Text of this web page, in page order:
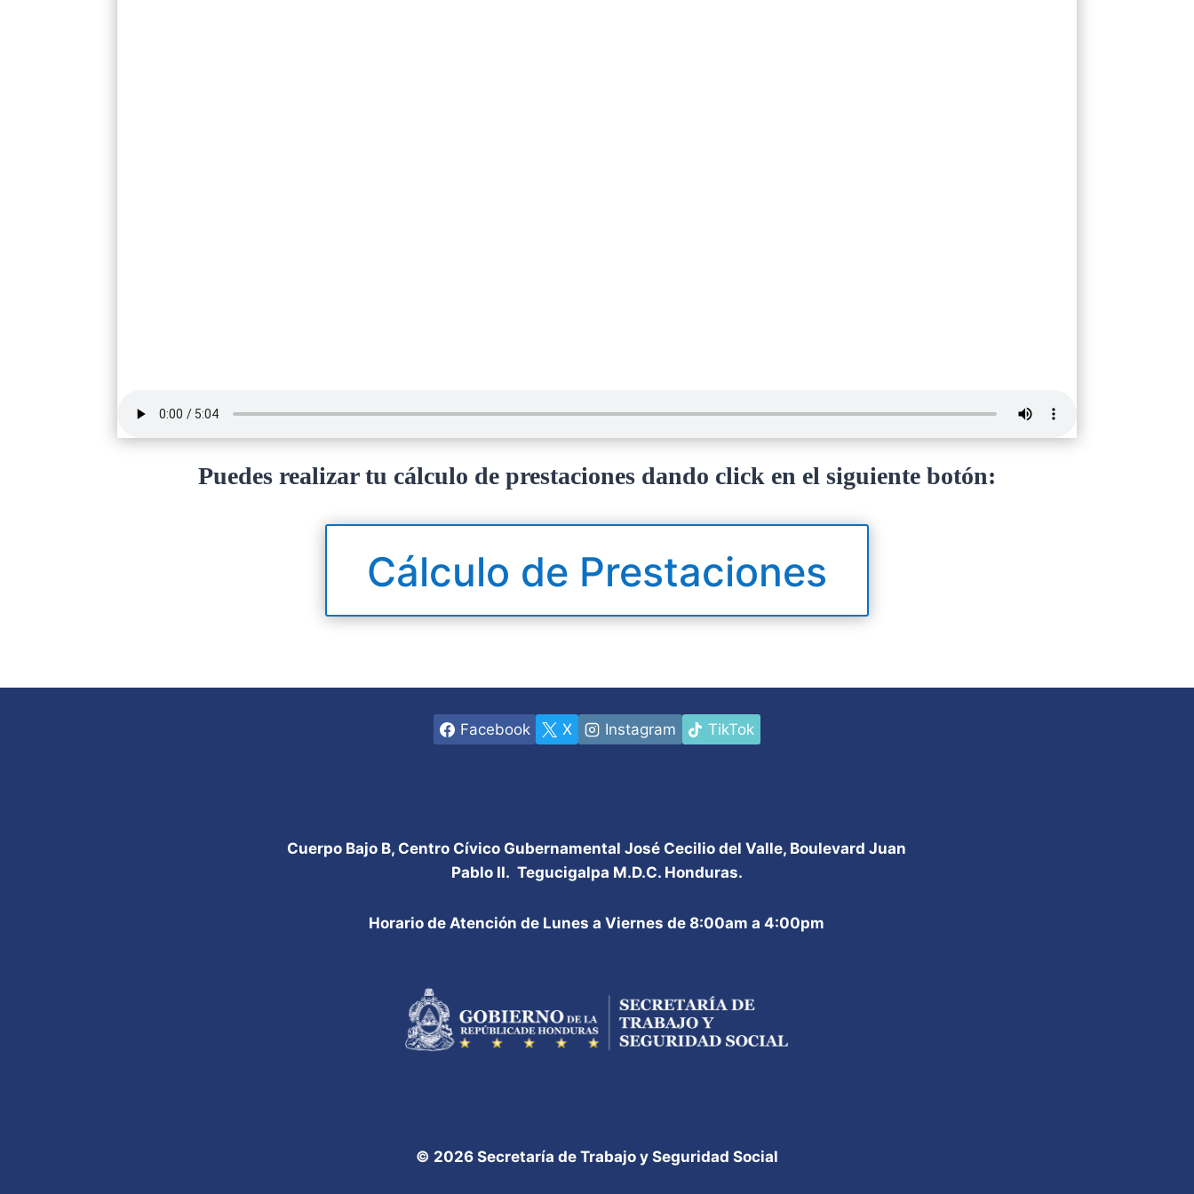
Puedes realizar tu cálculo de prestaciones dando click en el siguiente botón:
Cálculo de Prestaciones
Facebook X Instagram TikTok
Cuerpo Bajo B, Centro Cívico Gubernamental José Cecilio del Valle, Boulevard Juan
Pablo II. Tegucigalpa M.D.C. Honduras.
Horario de Atención de Lunes a Viernes de 8:00am a 4:00pm
© 2026 Secretaría de Trabajo y Seguridad Social